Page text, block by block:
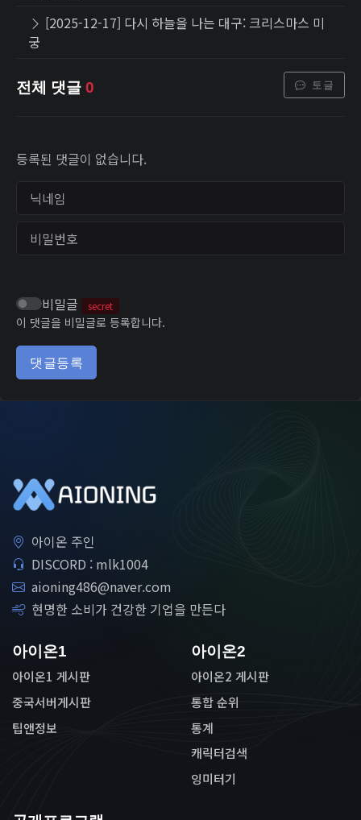
[2025-12-17] 다시 하늘을 나는 대구: 크리스마스 미
궁
전체 댓글 0 토글
등록된 댓글이 없습니다.
닉네임
비밀번호
비밀글 secret
이 댓글을 비밀글로 등록합니다.
댓글등록
아이온 주인
DISCORD : mlk1004
aioning486@naver.com
현명한 소비가 건강한 기업을 만든다
아이온1
아이온1 게시판
중국서버게시판
팁앤정보
아이온2
아이온2 게시판
통합 순위
통계
캐릭터검색
잉미터기